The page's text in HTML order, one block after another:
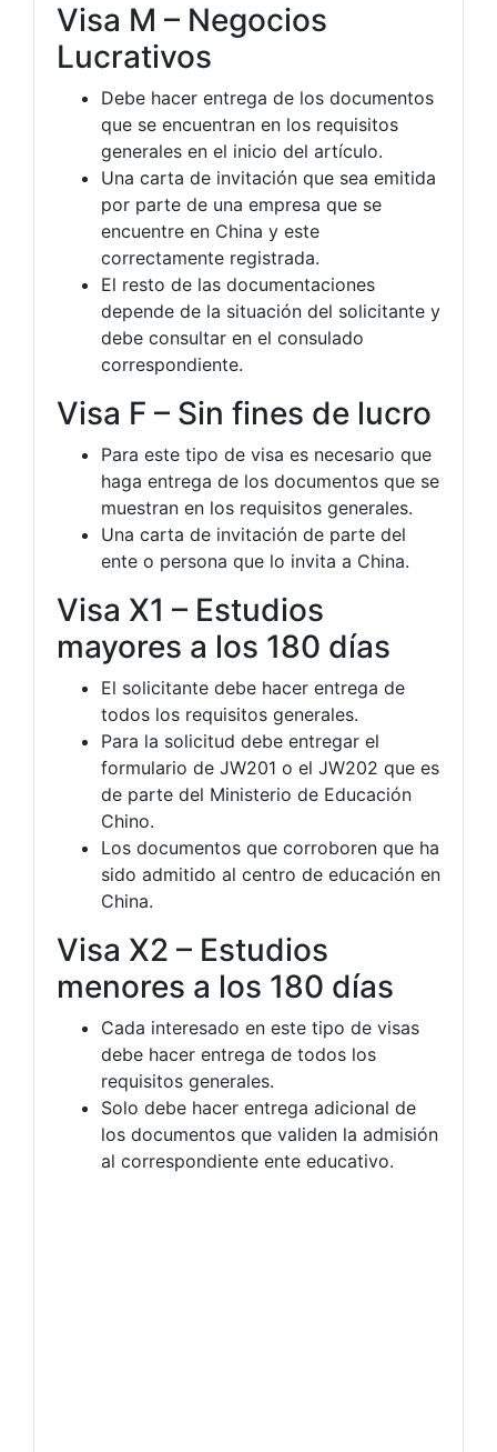
Visa M – Negocios
Lucrativos
Debe hacer entrega de los documentos
que se encuentran en los requisitos
generales en el inicio del artículo.
Una carta de invitación que sea emitida
por parte de una empresa que se
encuentre en China y este
correctamente registrada.
El resto de las documentaciones
depende de la situación del solicitante y
debe consultar en el consulado
correspondiente.
Visa F – Sin fines de lucro
Para este tipo de visa es necesario que
haga entrega de los documentos que se
muestran en los requisitos generales.
Una carta de invitación de parte del
ente o persona que lo invita a China.
Visa X1 – Estudios
mayores a los 180 días
El solicitante debe hacer entrega de
todos los requisitos generales.
Para la solicitud debe entregar el
formulario de JW201 o el JW202 que es
de parte del Ministerio de Educación
Chino.
Los documentos que corroboren que ha
sido admitido al centro de educación en
China.
Visa X2 – Estudios
menores a los 180 días
Cada interesado en este tipo de visas
debe hacer entrega de todos los
requisitos generales.
Solo debe hacer entrega adicional de
los documentos que validen la admisión
al correspondiente ente educativo.